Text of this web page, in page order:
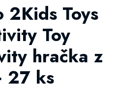
2Kids Toys
Toy
hračka z
27 ks